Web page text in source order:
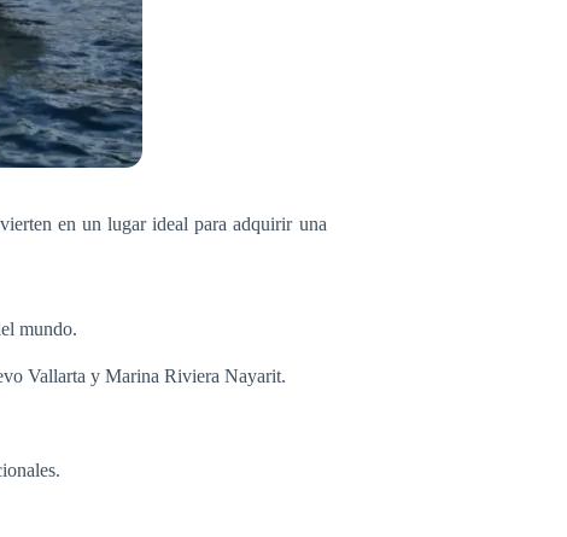
en un lugar ideal para adquirir una
mundo.
Vallarta y Marina Riviera Nayarit.